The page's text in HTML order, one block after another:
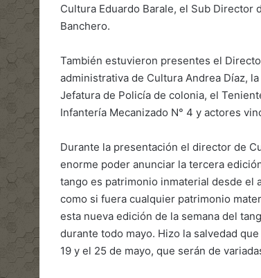
Cultura Eduardo Barale, el Sub Director
Banchero.
También estuvieron presentes el
administrativa de Cultura Andrea Díaz,
Jefatura de Policía de colonia, el
Infantería Mecanizado N° 4 y actores
Durante la presentación el director de
enorme poder anunciar la tercera
tango es patrimonio inmaterial desde el
como si fuera cualquier patrimonio
esta nueva edición de la semana del
durante todo mayo. Hizo la salvedad
19 y el 25 de mayo, que serán de